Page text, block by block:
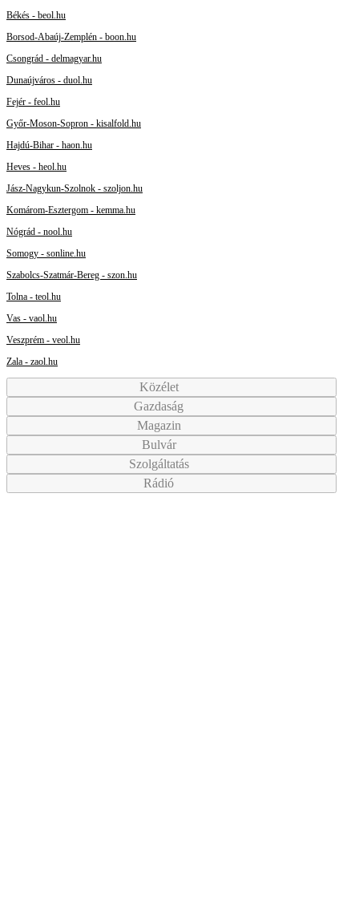
Békés - beol.hu
Borsod-Abaúj-Zemplén - boon.hu
Csongrád - delmagyar.hu
Dunaújváros - duol.hu
Fejér - feol.hu
Győr-Moson-Sopron - kisalfold.hu
Hajdú-Bihar - haon.hu
Heves - heol.hu
Jász-Nagykun-Szolnok - szoljon.hu
Komárom-Esztergom - kemma.hu
Nógrád - nool.hu
Somogy - sonline.hu
Szabolcs-Szatmár-Bereg - szon.hu
Tolna - teol.hu
Vas - vaol.hu
Veszprém - veol.hu
Zala - zaol.hu
Közélet
Gazdaság
Magazin
Bulvár
Szolgáltatás
Rádió